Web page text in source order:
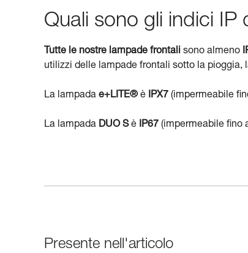
Quali sono gli indici IP
Tutte le nostre lampade frontali sono almeno
utilizzi delle lampade frontali sotto la pioggia,
La lampada e+LITE® è IPX7 (impermeabile
La lampada DUO Sè IP67 (impermeabile fino
Presente nell'articolo